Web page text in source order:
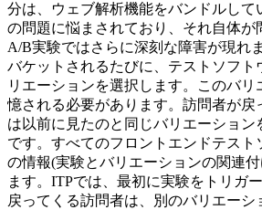
分は、ウェブ解析機能をバンドルして
の問題に悩まされており、それ自体が
A/B実験ではさらに深刻な障害が現れ
バケットされるたびに、テストソフト
リエーションを選択します。このバ
憶される必要があります。訪問者が戻
は以前に見たのと同じバリエーション
です。すべてのフロントエンドテスト
の情報(実験とバリエーションの関連
ます。ITPでは、最初に実験をトリガ
戻ってくる訪問者は、別のバリエーシ